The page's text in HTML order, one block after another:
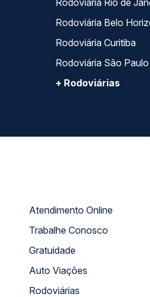
Rodoviária Rio de
Rodoviária Belo
Rodoviária Curitiba
Rodoviária São
+ Rodoviárias
Atendimento Online
Trabalhe Conosco
Gratuidade
Auto Viações
Rodoviárias